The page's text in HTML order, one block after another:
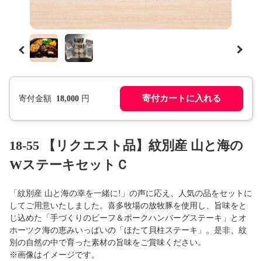
寄付金額 18,000 円 寄付カートに入れる
18-55 【リクエスト品】紋別産 山と海の
WステーキセットＣ
「紋別産 山と海の幸を一緒に!」の声に応え、人気の品をセットに
してご用意いたしました。喜多牧場の放牧豚を使用し、旨味をと
じ込めた「手づくりのビーフ＆ポークハンバーグステーキ」とオ
ホーツク海の恵みいっぱいの「ほたて貝柱ステーキ」。是非、紋
別の自然の中で育った素材の旨味をご賞味ください。
※画像はイメージです。